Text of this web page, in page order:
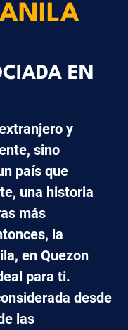
EN
y
sino
país que
una historia
más
la
en Quezon
para ti.
desde
las